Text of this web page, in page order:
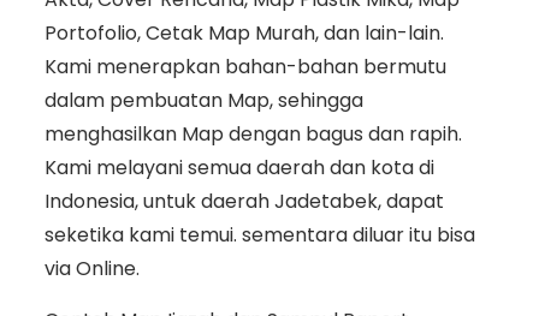
Portofolio, Cetak Map Murah, dan lain-lain.
Kami menerapkan bahan-bahan bermutu
dalam pembuatan Map, sehingga
menghasilkan Map dengan bagus dan rapih.
Kami melayani semua daerah dan kota di
Indonesia, untuk daerah Jadetabek, dapat
seketika kami temui. sementara diluar itu bisa
via Online.